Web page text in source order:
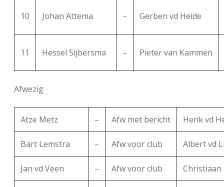
10 Johan Attema – Gerben vd Heide
11 Hessel Sijbersma – Pieter van Kammen
Afwezig
Atze Metz – Afw met bericht Henk vd
Bart Lemstra – Afw voor club Albert vd
Jan vd Veen – Afw voor club